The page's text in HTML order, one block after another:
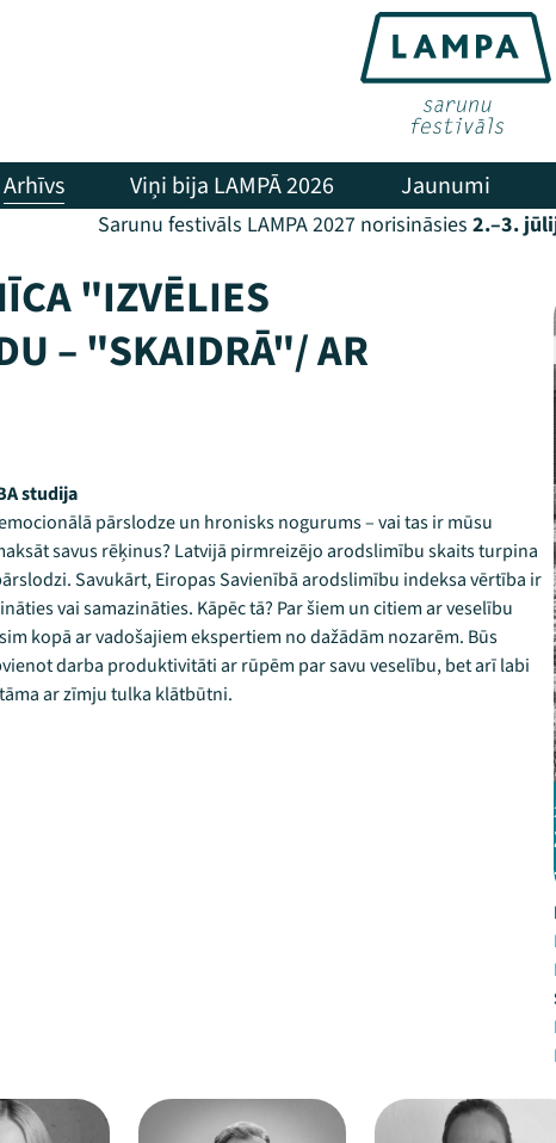
Arhīvs Viņi bija LAMPĀ 2026 Jaunumi
Sarunu festivāls LAMPA 2027 norisināsies 2.–3.
"IZVĒLIES
– "SKAIDRĀ"/ AR
studija
pārslodze un hronisks nogurums – vai tas ir mūsu
savus rēķinus? Latvijā pirmreizējo arodslimību skaits turpina
Savukārt, Eiropas Savienībā arodslimību indeksa vērtība ir
vai samazināties. Kāpēc tā? Par šiem un citiem ar veselību
kopā ar vadošajiem ekspertiem no dažādām nozarēm. Būs
darba produktivitāti ar rūpēm par savu veselību, bet arī labi
ar zīmju tulka klātbūtni.